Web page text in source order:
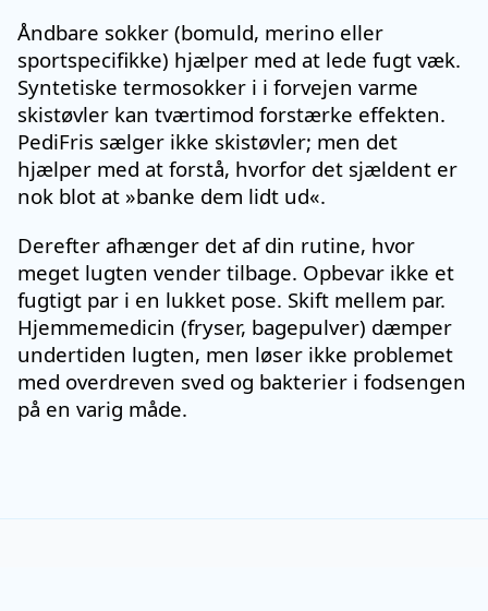
Åndbare sokker (bomuld, merino eller
sportspecifikke) hjælper med at lede fugt væk.
Syntetiske termosokker i i forvejen varme
skistøvler kan tværtimod forstærke effekten.
PediFris sælger ikke skistøvler; men det
hjælper med at forstå, hvorfor det sjældent er
nok blot at »banke dem lidt ud«.
Derefter afhænger det af din rutine, hvor
meget lugten vender tilbage. Opbevar ikke et
fugtigt par i en lukket pose. Skift mellem par.
Hjemmemedicin (fryser, bagepulver) dæmper
undertiden lugten, men løser ikke problemet
med overdreven sved og bakterier i fodsengen
på en varig måde.